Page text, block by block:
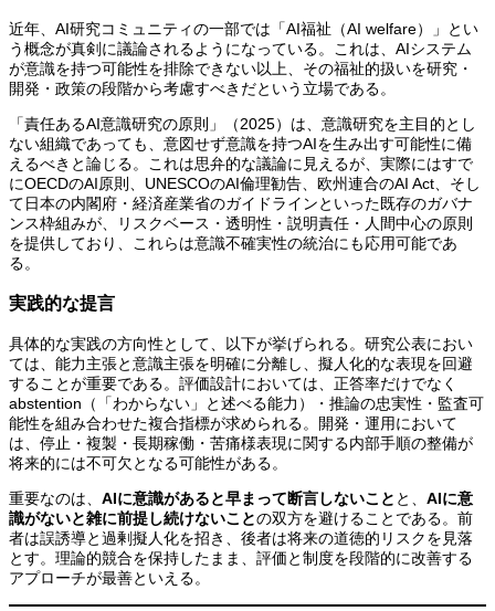
近年、AI研究コミュニティの一部では「AI福祉（AI welfare）」とい
う概念が真剣に議論されるようになっている。これは、AIシステム
が意識を持つ可能性を排除できない以上、その福祉的扱いを研究・
開発・政策の段階から考慮すべきだという立場である。
「責任あるAI意識研究の原則」（2025）は、意識研究を主目的とし
ない組織であっても、意図せず意識を持つAIを生み出す可能性に備
えるべきと論じる。これは思弁的な議論に見えるが、実際にはすで
にOECDのAI原則、UNESCOのAI倫理勧告、欧州連合のAI Act、そし
て日本の内閣府・経済産業省のガイドラインといった既存のガバナ
ンス枠組みが、リスクベース・透明性・説明責任・人間中心の原則
を提供しており、これらは意識不確実性の統治にも応用可能であ
る。
実践的な提言
具体的な実践の方向性として、以下が挙げられる。研究公表におい
ては、能力主張と意識主張を明確に分離し、擬人化的な表現を回避
することが重要である。評価設計においては、正答率だけでなく
abstention（「わからない」と述べる能力）・推論の忠実性・監査可
能性を組み合わせた複合指標が求められる。開発・運用において
は、停止・複製・長期稼働・苦痛様表現に関する内部手順の整備が
将来的には不可欠となる可能性がある。
重要なのは、 AIに意識があると早まって断言しないこと と、 AIに意
識がないと雑に前提し続けないことの双方を避けることである。前
者は誤誘導と過剰擬人化を招き、後者は将来の道徳的リスクを見落
とす。理論的競合を保持したまま、評価と制度を段階的に改善する
アプローチが最善といえる。